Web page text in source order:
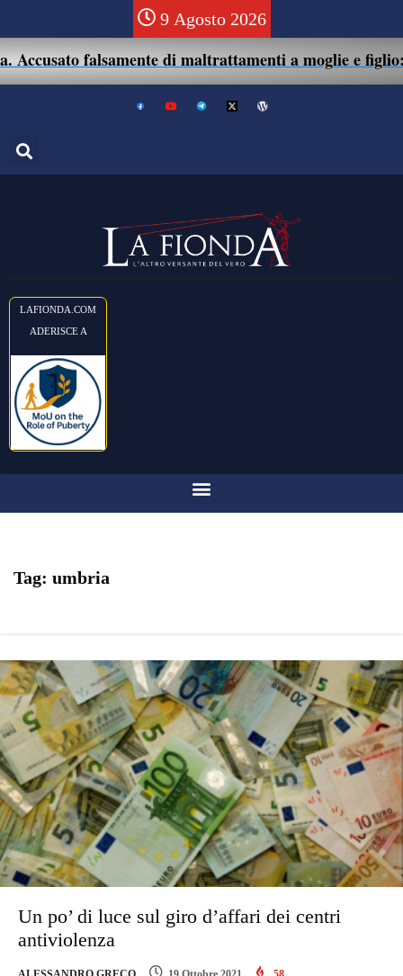
9 Agosto 2026
falsamente di maltrattamenti a moglie e figlio:
LAFIONDA.COM
ADERISCE A
Tag: umbria
Un po’ di luce sul giro d’affari dei centri
antiviolenza